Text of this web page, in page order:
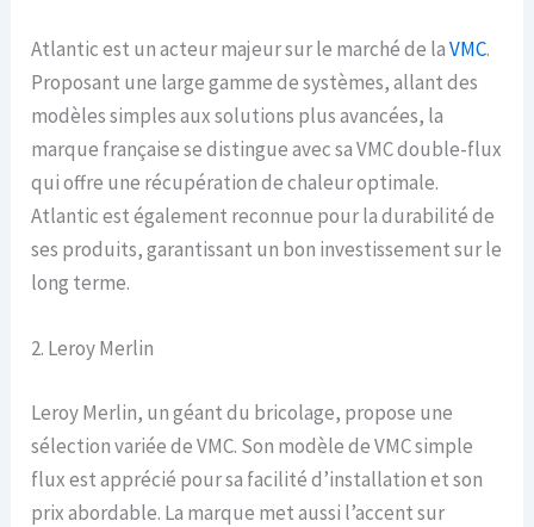
Atlantic est un acteur majeur sur le marché de laVMC.
Proposant une large gamme de systèmes, allant des
modèles simples aux solutions plus avancées, la
marque française se distingue avec sa VMC double-flux
qui offre une récupération de chaleur optimale.
Atlantic est également reconnue pour la durabilité de
ses produits, garantissant un bon investissement sur le
long terme.
2. Leroy Merlin
Leroy Merlin, un géant du bricolage, propose une
sélection variée de VMC. Son modèle de VMC simple
flux est apprécié pour sa facilité d’installation et son
prix abordable. La marque met aussi l’accent sur